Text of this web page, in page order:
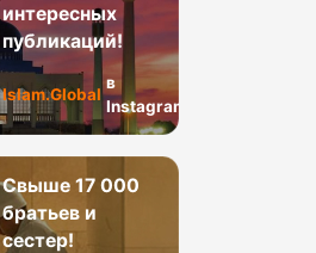
интересных
публикаций!
Islam.Global
в
Instagram
Свыше 17 000
братьев и
сестер!